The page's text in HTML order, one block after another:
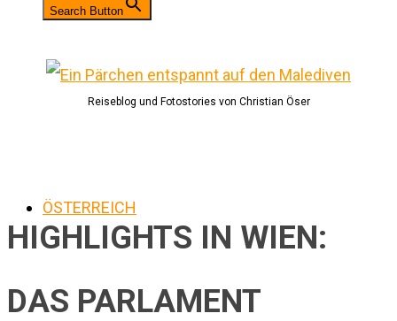
Search Button
Reiseblog und Fotostories von Christian Öser
ÖSTERREICH
HIGHLIGHTS IN WIEN:
DAS PARLAMENT